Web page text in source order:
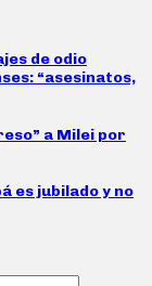
de odio
“asesinatos,
a Milei por
es jubilado y no